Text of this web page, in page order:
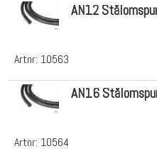
Artnr: 10563
AN12
Artnr: 10564
AN16